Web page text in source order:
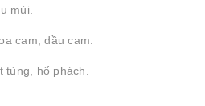
mùi.
cam, dầu cam.
hổ phách.